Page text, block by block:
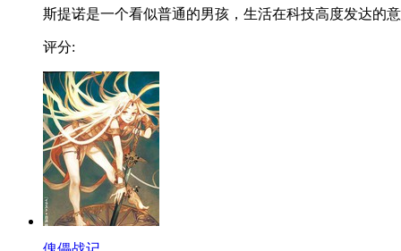
斯提诺是一个看似普通的男孩，生活在科技高度发达的
评分: